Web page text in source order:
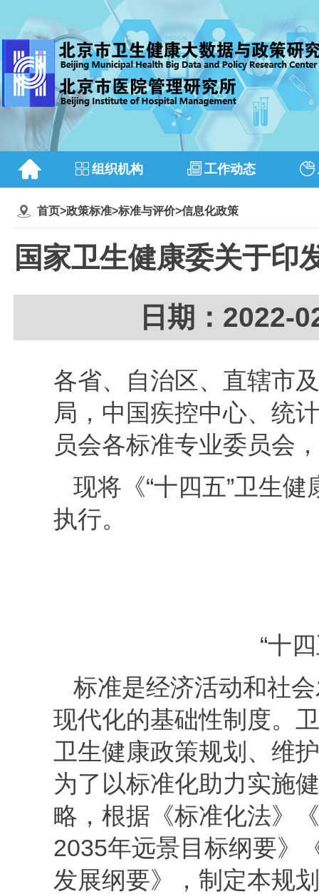
组织机构 工作动态
首页>政策标准>标准与评价>信息化政策
国家卫生健康委关于印
日期：
各省、自治区、直辖市
局，中国疾控中心、统
员会各标准专业委员会
现将《“十四五”卫生
执行。
“十
标准是经济活动和社
现代化的基础性制度。
卫生健康政策规划、维
为了以标准化助力实施
略，根据《标准化法》
2035年远景目标纲要》
发展纲要》，制定本规